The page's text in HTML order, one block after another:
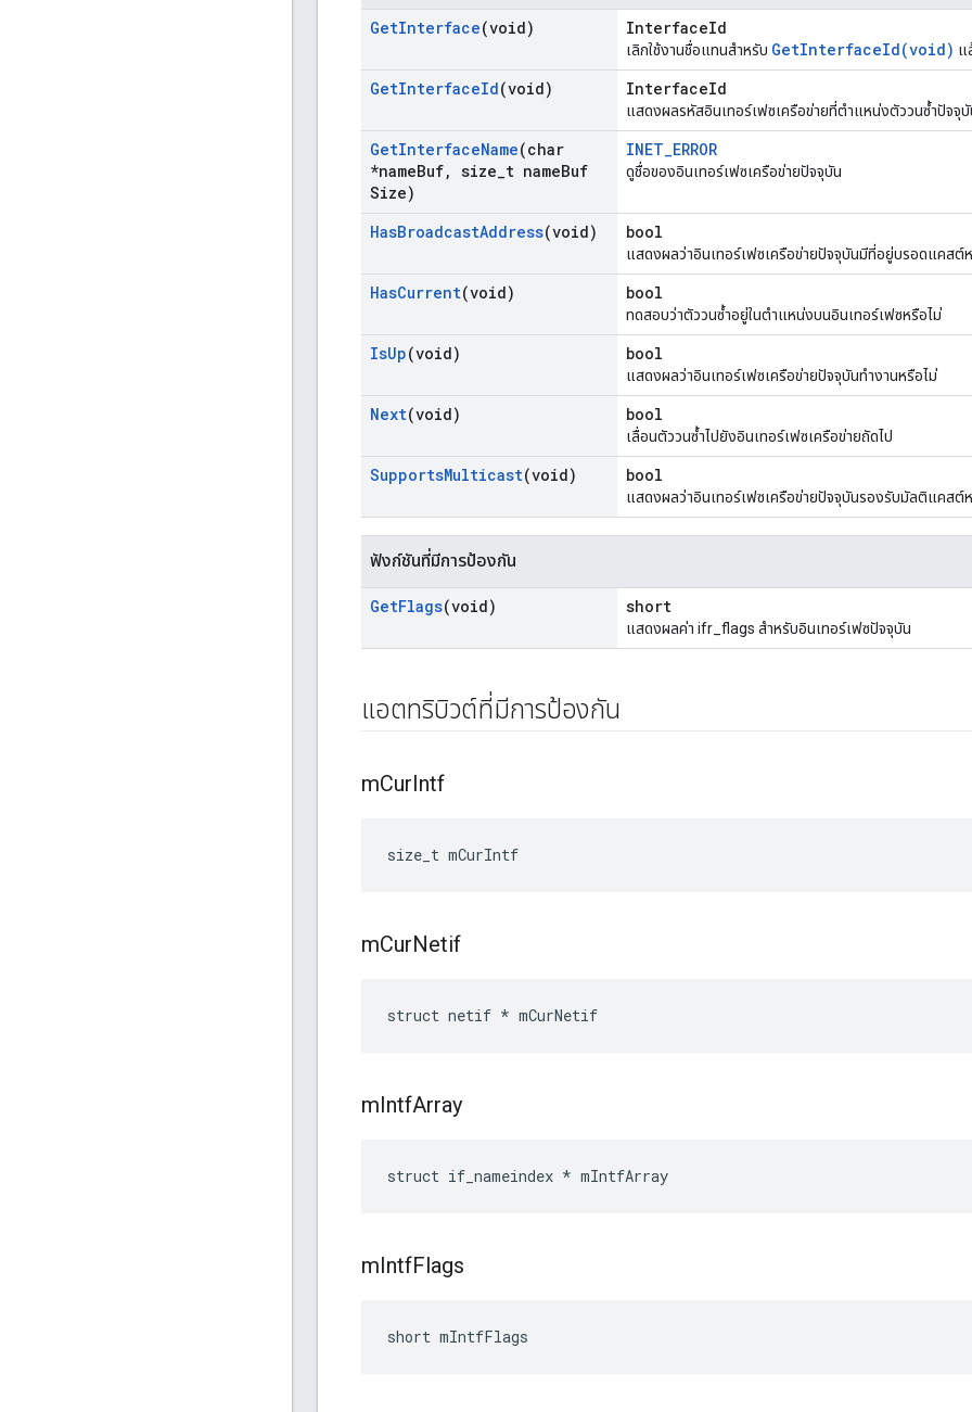
GetInterface(void) InterfaceId
เลิกใช้งานชื่อแทนสำหรับ GetInterfaceId(void) แ
GetInterfaceId(void) InterfaceId
แสดงผลรหัสอินเทอร์เฟซเครือข่ายที่ตำแหน่งตัววนซ้ำปัจจุบั
GetInterfaceName(char
*nameBuf, size t nameBuf
Size)
INET_ERROR
ดูชื่อของอินเทอร์เฟซเครือข่ายปัจจุบัน
HasBroadcastAddress(void) bool
แสดงผลว่าอินเทอร์เฟซเครือข่ายปัจจุบันมีที่อยู่บรอดแคสต์
HasCurrent(void) bool
ทดสอบว่าตัววนซ้ำอยู่ในตำแหน่งบนอินเทอร์เฟซหรือไม่
IsUp(void) bool
แสดงผลว่าอินเทอร์เฟซเครือข่ายปัจจุบันทำงานหรือไม่
Next(void) bool
เลื่อนตัววนซ้ำไปยังอินเทอร์เฟซเครือข่ายถัดไป
SupportsMulticast(void) bool
แสดงผลว่าอินเทอร์เฟซเครือข่ายปัจจุบันรองรับมัลติแคสต์
ฟังก์ชันที่มีการป้องกัน
GetFlags(void) short
แสดงผลค่า ifr_flags สำหรับอินเทอร์เฟซปัจจุบัน
แอตทริบิวต์ที่มีการป้องกัน
mCurIntf
size_t mCurIntf
mCurNetif
struct netif * mCurNetif
mIntfArray
struct if_nameindex * mIntfArray
mIntfFlags
short mIntfFlags